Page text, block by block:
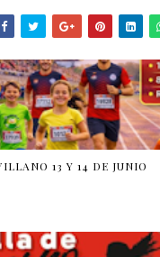
13 Y 14 DE JUNIO